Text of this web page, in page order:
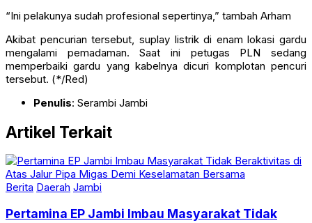
“Ini pelakunya sudah profesional sepertinya,” tambah Arham
Akibat pencurian tersebut, suplay listrik di enam lokasi gardu
mengalami pemadaman. Saat ini petugas PLN sedang
memperbaiki gardu yang kabelnya dicuri komplotan pencuri
tersebut. (*/Red)
Penulis: Serambi Jambi
Artikel Terkait
Berita Daerah Jambi
Pertamina EP Jambi Imbau Masyarakat Tidak